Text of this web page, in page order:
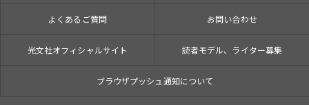
よくあるご質問 お問い合わせ
光文社オフィシャルサイト 読者モデル、ライター募集
ブラウザプッシュ通知について